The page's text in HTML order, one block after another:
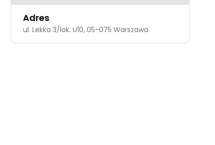
Adres
ul. Lekka 3/lok. U10, 05-075 Warszawa